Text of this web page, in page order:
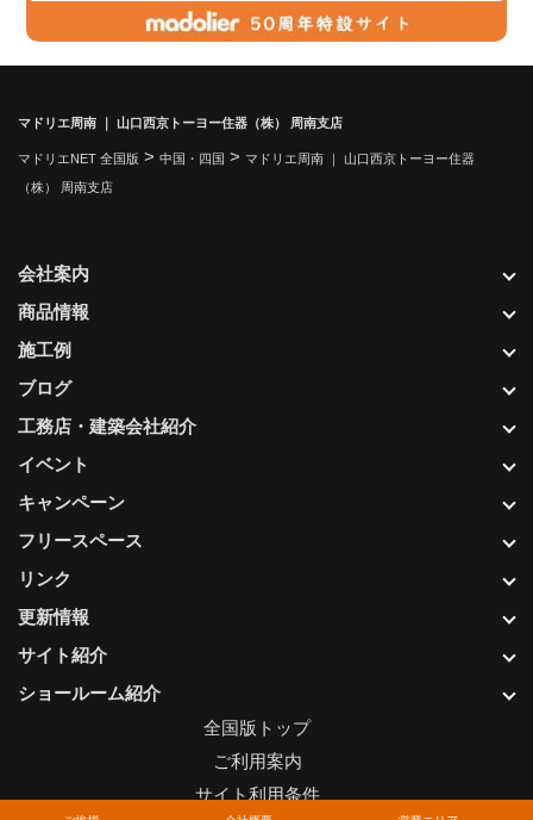
マドリエ周南 ｜ 山口西京トーヨー住器（株） 周南支店
マドリエNET 全国版 > 中国・四国 > マドリエ周南 ｜ 山口西京トーヨー住器
（株） 周南支店
更新情報
サイト紹介
ショールーム紹介
会社案内
商品情報
施工例
ブログ
工務店・建築会社紹介
イベント
キャンペーン
フリースペース
リンク
全国版トップ
ご利用案内
サイト利用条件